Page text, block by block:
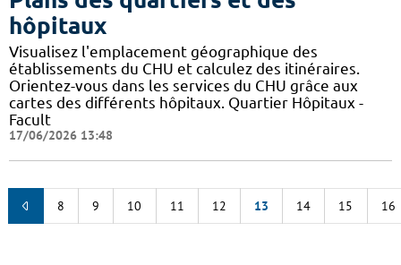
hôpitaux
Visualisez l'emplacement géographique des
établissements du CHU et calculez des itinéraires.
Orientez-vous dans les services du CHU grâce aux
cartes des différents hôpitaux. Quartier Hôpitaux -
Facult
17/06/2026 13:48
8 9 10 11 12 13 14 15 16